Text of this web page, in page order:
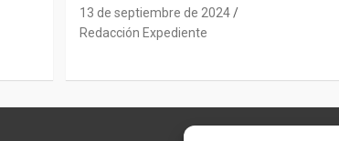
13 de septiembre de 2024
Redacción Expediente